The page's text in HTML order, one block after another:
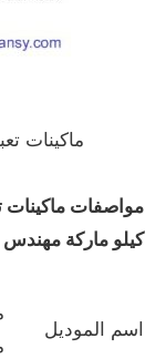
ماكينات
كيلو ماركة
اسم الموديل